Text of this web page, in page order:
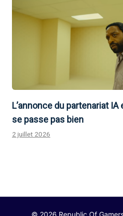
L’annonce du partenariat
se passe pas bien
2 juillet 2026